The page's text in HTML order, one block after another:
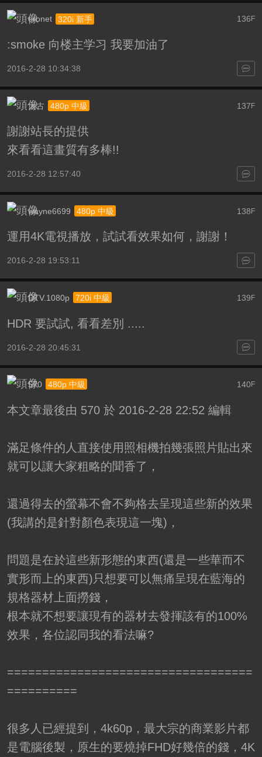
136 F
eronet 320i 新手
:smoke 向楼主学习 我要加油了
2016-2-28 10:34:38
137F
太古 480p 中級
謝謝站長的提供
來看看這畫質有多棒!!
2016-2-28 12:57:40
138F
wayne6699 480p 中級
運用4K電視播放，試試看效果如何，謝謝！
2016-2-28 19:53:11
139F
DTV.1080p 720i 中級
HDR 要試試, 看看差別 .....
2016-2-28 20:45:31
140F
570 480p 中級
本文章最後由 570 於 2016-2-28 22:52 編輯
滿足條件的人直接使用照相機拍幾張照片貼出來
就可以讓大家粗略的聞香了，
還過得去的螢幕不會不夠格去呈現這些新的效果
(我講的是針對顏色表現這一塊)，
問題是在於這些新形態的東西(還是一些華而不
實形而上的東西)只想要可以無痛呈現在藍海的
規格器材上面撈錢，
根本就不想要讓現有的器材去發揮該有的100%
效果，各位認同我的看法嘛?
===================================
==========
很多人已經提到，4k60p，最大宗的商業影片都
是電腦後製，原生的要燒掉FHD好幾倍的錢，4K